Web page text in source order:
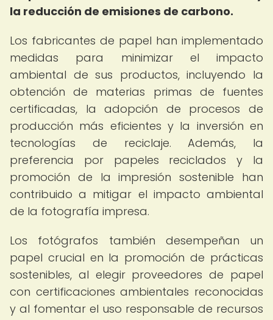
la reducción de emisiones de carbono.
Los fabricantes de papel han implementado
medidas para minimizar el impacto
ambiental de sus productos, incluyendo la
obtención de materias primas de fuentes
certificadas, la adopción de procesos de
producción más eficientes y la inversión en
tecnologías de reciclaje. Además, la
preferencia por papeles reciclados y la
promoción de la impresión sostenible han
contribuido a mitigar el impacto ambiental
de la fotografía impresa.
Los fotógrafos también desempeñan un
papel crucial en la promoción de prácticas
sostenibles, al elegir proveedores de papel
con certificaciones ambientales reconocidas
y al fomentar el uso responsable de recursos